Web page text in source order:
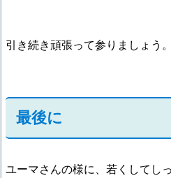
引き続き頑張って参りましょう。
最後に
ユーマさんの様に、若くしてし